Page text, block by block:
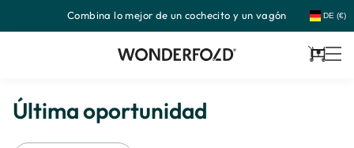
directamente
Combina lo mejor de un cochecito y un vagón DE (€)
Última oportunidad